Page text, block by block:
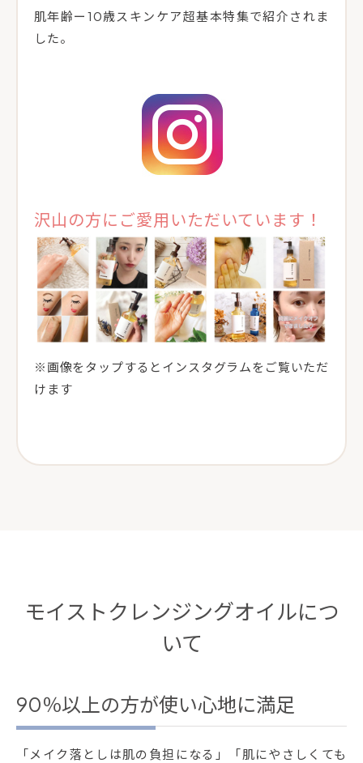
肌年齢ー10歳スキンケア超基本特集で紹介されま
した。
沢山の方にご愛用いただいています！
※画像をタップするとインスタグラムをご覧いただ
けます
モイストクレンジングオイルにつ
いて
90％以上の方が使い心地に満足
「メイク落としは肌の負担になる」「肌にやさしくても